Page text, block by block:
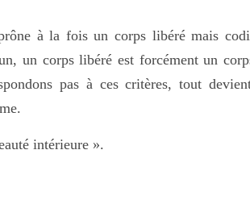
à la fois un corps libéré mais
un corps libéré est forcément un
pas à ces critères, tout
intérieure ».